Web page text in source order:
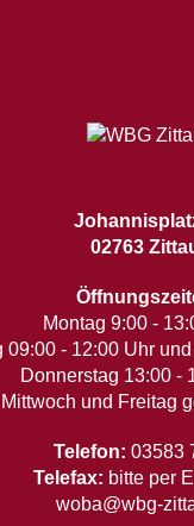
02763
Montag 9:00 -
09:00 - 12:00 Uhr
Donnerstag 13:00 -
Mittwoch und Freitag
Telefon: 03583
Telefax: bitte per
woba@wbg-